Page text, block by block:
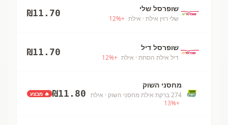
שופרסל שלי
שלי רזין אילת · אילת +
12%
₪11.70
שופרסל דיל
דיל אילת הסתת · אילת +
12%
₪11.70
מחסני השוק
274 ברקת אילת מחסני השוק
· אילת
+
13%
₪11.80 🔥 מבצע